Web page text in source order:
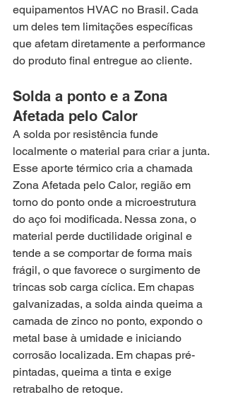
equipamentos HVAC no Brasil. Cada
um deles tem limitações específicas
que afetam diretamente a performance
do produto final entregue ao cliente.
Solda a ponto e a Zona
Afetada pelo Calor
A solda por resistência funde
localmente o material para criar a junta.
Esse aporte térmico cria a chamada
Zona Afetada pelo Calor, região em
torno do ponto onde a microestrutura
do aço foi modificada. Nessa zona, o
material perde ductilidade original e
tende a se comportar de forma mais
frágil, o que favorece o surgimento de
trincas sob carga cíclica. Em chapas
galvanizadas, a solda ainda queima a
camada de zinco no ponto, expondo o
metal base à umidade e iniciando
corrosão localizada. Em chapas pré-
pintadas, queima a tinta e exige
retrabalho de retoque.